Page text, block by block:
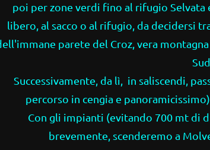
poi per zone verdi fino al rifugio
libero, al sacco o al rifugio, da decidersi
parete del Croz, vera
Sud.
Successivamente, da lì, in saliscendi,
percorso in cengia e
Con gli impianti (evitando 700 mt di
brevemente, scenderemo a